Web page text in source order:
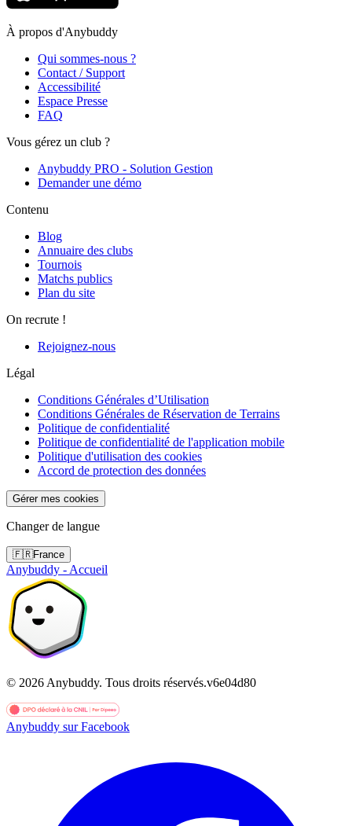
À propos d'Anybuddy
Qui sommes-nous ?
Contact / Support
Accessibilité
Espace Presse
FAQ
Vous gérez un club ?
Anybuddy PRO - Solution Gestion
Demander une démo
Contenu
Blog
Annuaire des clubs
Tournois
Matchs publics
Plan du site
On recrute !
Rejoignez-nous
Légal
Conditions Générales d’Utilisation
Conditions Générales de Réservation de Terrains
Politique de confidentialité
Politique de confidentialité de l'application mobile
Politique d'utilisation des cookies
Accord de protection des données
Gérer mes cookies
Changer de langue
🇫🇷France
Anybuddy - Accueil
© 2026 Anybuddy. Tous droits réservés.v6e04d80
Anybuddy sur Facebook